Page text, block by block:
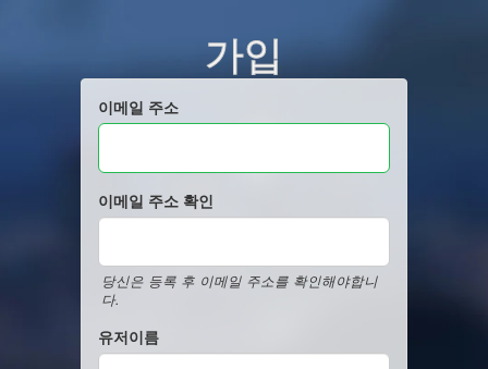
가입
이메일 주소
이메일 주소 확인
당신은 등록 후 이메일 주소를 확인해야합니
다.
유저이름